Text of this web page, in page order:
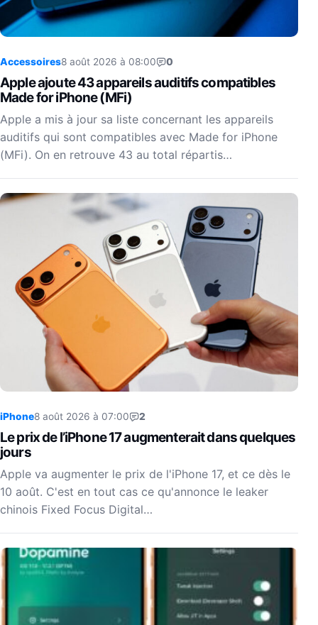
Accessoires8 août 2026 à 08:00 0
Apple ajoute 43 appareils auditifs compatibles
Made for iPhone (MFi)
Apple a mis à jour sa liste concernant les appareils
auditifs qui sont compatibles avec Made for iPhone
(MFi). On en retrouve 43 au total répartis…
iPhone8 août 2026 à 07:00 2
Le prix de l’iPhone 17 augmenterait dans quelques
jours
Apple va augmenter le prix de l'iPhone 17, et ce dès le
10 août. C'est en tout cas ce qu'annonce le leaker
chinois Fixed Focus Digital…